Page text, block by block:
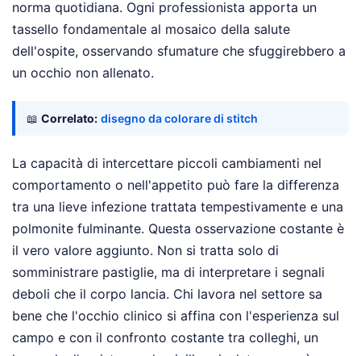
norma quotidiana. Ogni professionista apporta un
tassello fondamentale al mosaico della salute
dell'ospite, osservando sfumature che sfuggirebbero a
un occhio non allenato.
📖 Correlato: disegno da colorare di stitch
La capacità di intercettare piccoli cambiamenti nel
comportamento o nell'appetito può fare la differenza
tra una lieve infezione trattata tempestivamente e una
polmonite fulminante. Questa osservazione costante è
il vero valore aggiunto. Non si tratta solo di
somministrare pastiglie, ma di interpretare i segnali
deboli che il corpo lancia. Chi lavora nel settore sa
bene che l'occhio clinico si affina con l'esperienza sul
campo e con il confronto costante tra colleghi, un